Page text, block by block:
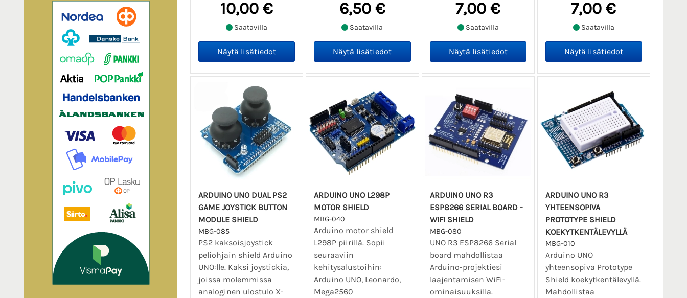
10,00 €
Saatavilla
6,50 €
Saatavilla
7,00 €
Saatavilla
7,00 €
Saatavilla
ARDUINO UNO DUAL PS2
GAME JOYSTICK BUTTON
MODULE SHIELD
MBG-085
PS2 kaksoisjoystick
peliohjain shield Arduino
UNO:lle. Kaksi joystickia,
joissa molemmissa
analoginen ulostulo X-
ARDUINO UNO L298P
MOTOR SHIELD
MBG-040
Arduino motor shield
L298P piirillä. Sopii
seuraaviin
kehitysalustoihin:
Arduino UNO, Leonardo,
Mega2560
ARDUINO UNO R3
ESP8266 SERIAL BOARD -
WIFI SHIELD
MBG-080
UNO R3 ESP8266 Serial
board mahdollistaa
Arduino-projektiesi
laajentamisen WiFi-
ominaisuuksilla.
ARDUINO UNO R3
YHTEENSOPIVA
PROTOTYPE SHIELD
KOEKYTKENTÄLEVYLLÄ
MBG-010
Arduino UNO
yhteensopiva Prototype
Shield koekytkentälevyllä.
Mahdollistaa